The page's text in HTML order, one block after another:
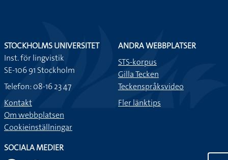
STOCKHOLMS UNIVERSITET
Inst. för lingvistik
SE-106 91 Stockholm
Telefon: 08-16 23 47
Kontakt
Om webbplatsen
Cookieinställningar
ANDRA WEBBPLATSER
STS-korpus
Gilla Tecken
Teckenspråksvideo
Fler länktips
SOCIALA MEDIER